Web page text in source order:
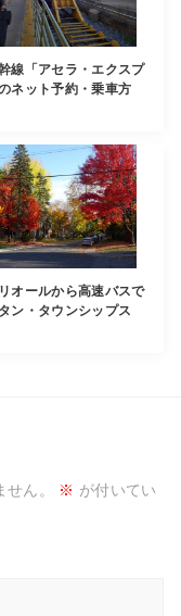
線「アセラ・エクスプ
ネット予約・乗車方
オールから高速バスで
ン・タウンシップス
ん。 ※ が付いてい